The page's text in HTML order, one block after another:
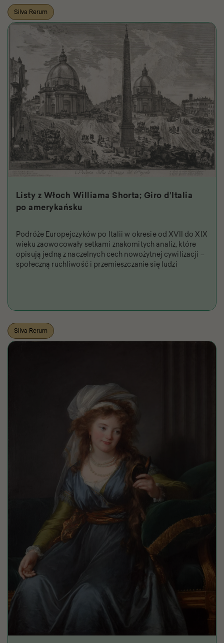
Silva Rerum
Listy z Włoch Williama Shorta; Giro d’Italia
po amerykańsku
Podróże Europejczyków po Italii w okresie od XVII do XIX
wieku zaowocowały setkami znakomitych analiz, które
opisują jedną z naczelnych cech nowożytnej cywilizacji –
społeczną ruchliwość i przemieszczanie się ludzi
Silva Rerum